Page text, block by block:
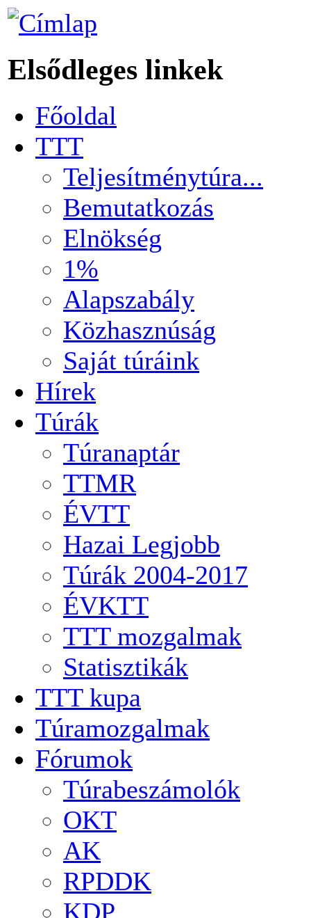
Elsődleges linkek
Főoldal
TTT
Teljesítménytúra...
Bemutatkozás
Elnökség
1%
Alapszabály
Közhasznúság
Saját túráink
Hírek
Túrák
Túranaptár
TTMR
ÉVTT
Hazai Legjobb
Túrák 2004-2017
ÉVKTT
TTT mozgalmak
Statisztikák
TTT kupa
Túramozgalmak
Fórumok
Túrabeszámolók
OKT
AK
RPDDK
KDP